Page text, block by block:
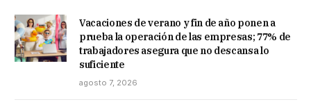
Vacaciones de verano y fin de año ponen a
prueba la operación de las empresas; 77% de
trabajadores asegura que no descansa lo
suficiente
agosto 7, 2026